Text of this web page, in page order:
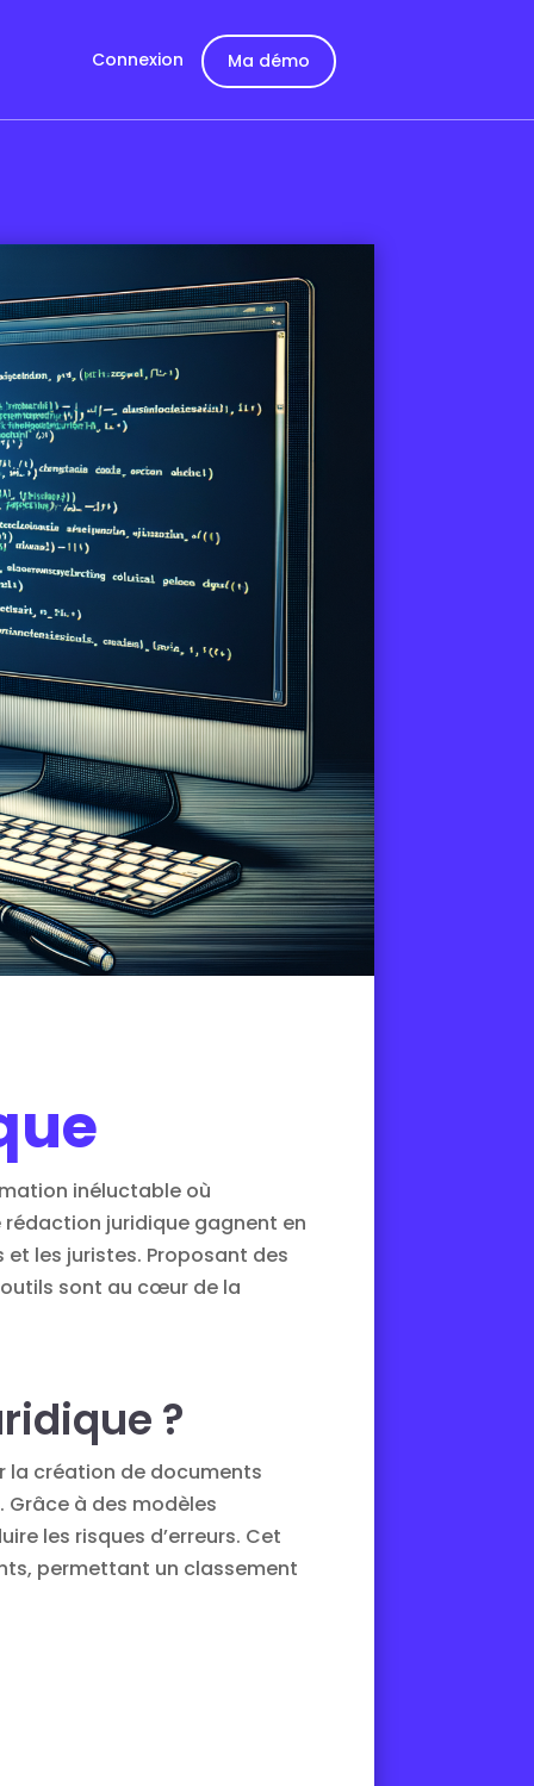
Connexion Ma démo
inéluctable où
juridique gagnent en
les juristes. Proposant des
sont au cœur de la
?
la création de documents
à des modèles
les risques d’erreurs. Cet
permettant un classement